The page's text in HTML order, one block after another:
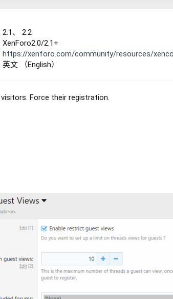
2.1
2.2
XenForo2.0/2.1+
https://xenforo.com/community/resources/
英文 （English）
Force their registration.